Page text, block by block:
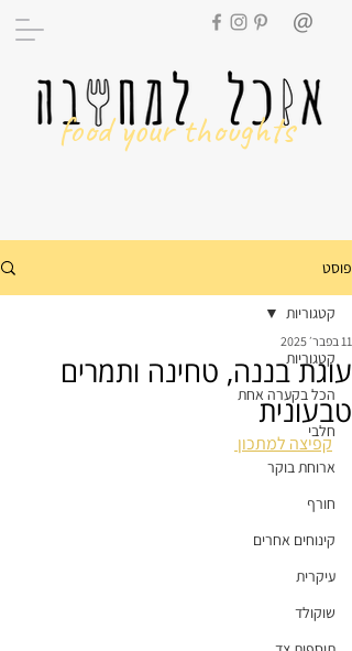
food your thoughts
פוסט
קטגוריות
הכל בקערה אחת
חלבי
ארוחת בוקר
חורף
קינוחים אחרים
עיקרית
שוקולד
קטגוריות
עוגת בננה, טחינה ותמרים
טבעונית
11 בפבר׳ 2025
קפיצה למתכון